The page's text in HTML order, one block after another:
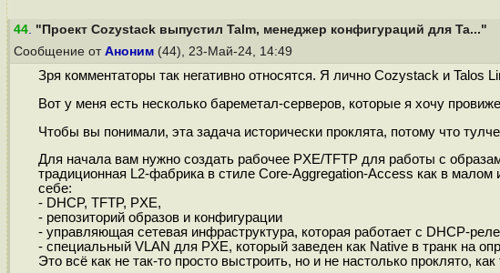
44. "Проект Cozystack выпустил Talm, менеджер конфигураций для Ta..."
Сообщение от Аноним (44), 23-Май-24, 14:49
Зря комментаторы так негативно относятся. Я лично Cozystack и Talos
Вот у меня есть несколько бареметал-серверов, которые я хочу
Чтобы вы понимали, эта задача исторически проклята, потому что
Для начала вам нужно создать рабочее PXE/TFTP для работы с
традиционная L2-фабрика в стиле Core-Aggregation-Access как в
себе:
- DHCP, TFTP, PXE,
- репозиторий образов и конфигурации
- управляющая сетевая инфраструктура, которая работает с DHCP-
- специальный VLAN для PXE, который заведен как Native в транк на
Это всё как не так-то просто выстроить, но и не настолько проклято,